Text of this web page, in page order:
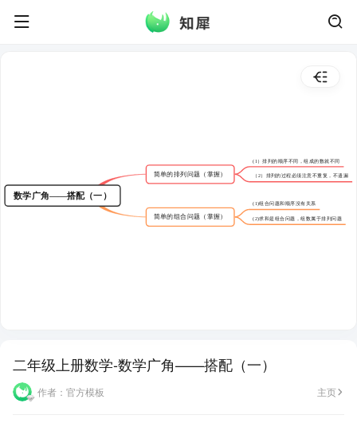
数学广角——搭配（一）
简单的排列问题（掌握）
(1）排列的顺序不同，组成的数就不同
（2）排列的过程必须注意不重复，不遗漏
简单的组合问题（掌握）
(1)组合问题和顺序没有关系
(2)求和是组合问题，组数属于排列问题
二年级上册数学-数学广角——搭配（一）
作者： 官方模板 主页